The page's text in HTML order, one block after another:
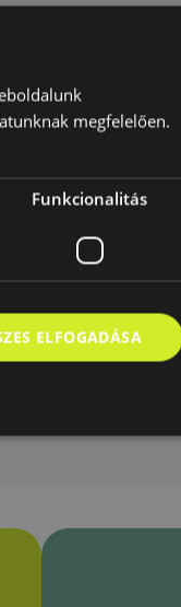
Qube szauna 2.3m
m
Ft
megfelelően.
Funkcionalitás
ELFOGADÁSA